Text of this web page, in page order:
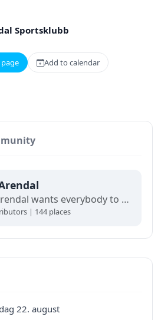
Sportsklubb
Add to calendar
Visit Arendal wants everybody to fall in love with Arendal and all it has to offer.
| 144 places
22. august